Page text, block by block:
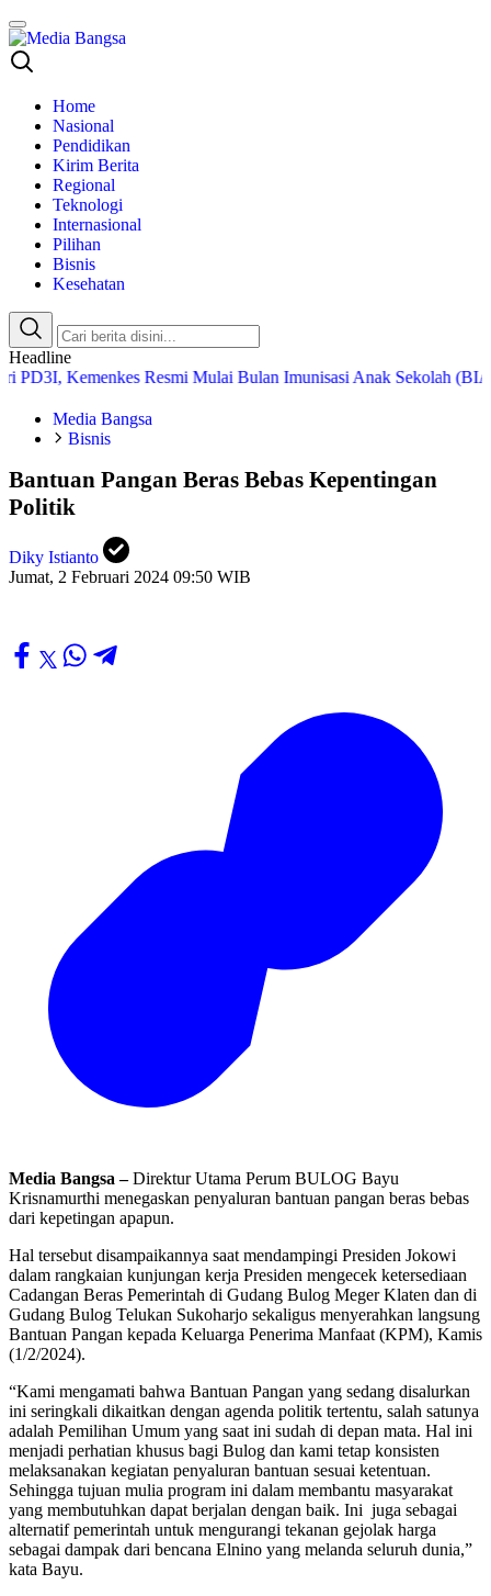
Media Bangsa
Portal Berita Nasional Terpercaya
Home
Nasional
Pendidikan
Kirim Berita
Regional
Teknologi
Internasional
Pilihan
Bisnis
Kesehatan
Headline
Resmi Mulai Bulan Imunisasi Anak Sekolah (BIAS) 2026
Media Bangsa
Bisnis
Bantuan Pangan Beras Bebas Kepentingan
Politik
Diky Istianto
Jumat, 2 Februari 2024 09:50 WIB
Media Bangsa –Direktur Utama Perum BULOG Bayu
Krisnamurthi menegaskan penyaluran bantuan pangan beras bebas
dari kepetingan apapun.
Hal tersebut disampaikannya saat mendampingi Presiden Jokowi
dalam rangkaian kunjungan kerja Presiden mengecek ketersediaan
Cadangan Beras Pemerintah di Gudang Bulog Meger Klaten dan di
Gudang Bulog Telukan Sukoharjo sekaligus menyerahkan langsung
Bantuan Pangan kepada Keluarga Penerima Manfaat (KPM), Kamis
(1/2/2024).
“Kami mengamati bahwa Bantuan Pangan yang sedang disalurkan
ini seringkali dikaitkan dengan agenda politik tertentu, salah satunya
adalah Pemilihan Umum yang saat ini sudah di depan mata. Hal ini
menjadi perhatian khusus bagi Bulog dan kami tetap konsisten
melaksanakan kegiatan penyaluran bantuan sesuai ketentuan.
Sehingga tujuan mulia program ini dalam membantu masyarakat
yang membutuhkan dapat berjalan dengan baik. Ini juga sebagai
alternatif pemerintah untuk mengurangi tekanan gejolak harga
sebagai dampak dari bencana Elnino yang melanda seluruh dunia,”
kata Bayu.